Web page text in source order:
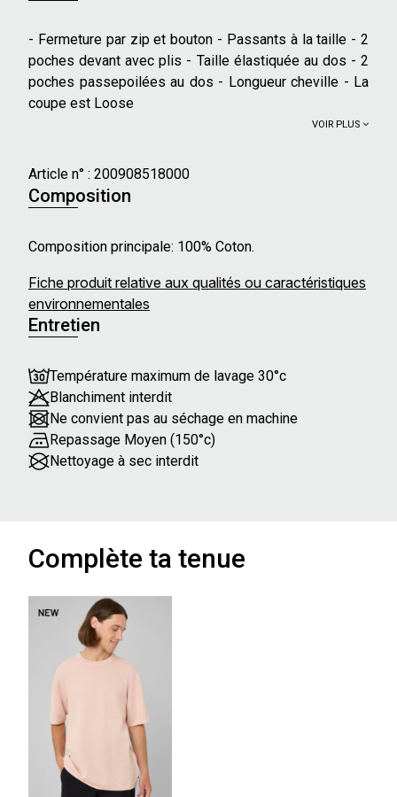
- Fermeture par zip et bouton - Passants à la taille - 2
poches devant avec plis - Taille élastiquée au dos - 2
poches passepoilées au dos - Longueur cheville - La
coupe est Loose
VOIR PLUS
Article n° : 200908518000
Composition
Composition principale: 100% Coton.
Fiche produit relative aux qualités ou caractéristiques
environnementales
Entretien
Température maximum de lavage 30°c
Blanchiment interdit
Ne convient pas au séchage en machine
Repassage Moyen (150°c)
Nettoyage à sec interdit
Complète ta tenue